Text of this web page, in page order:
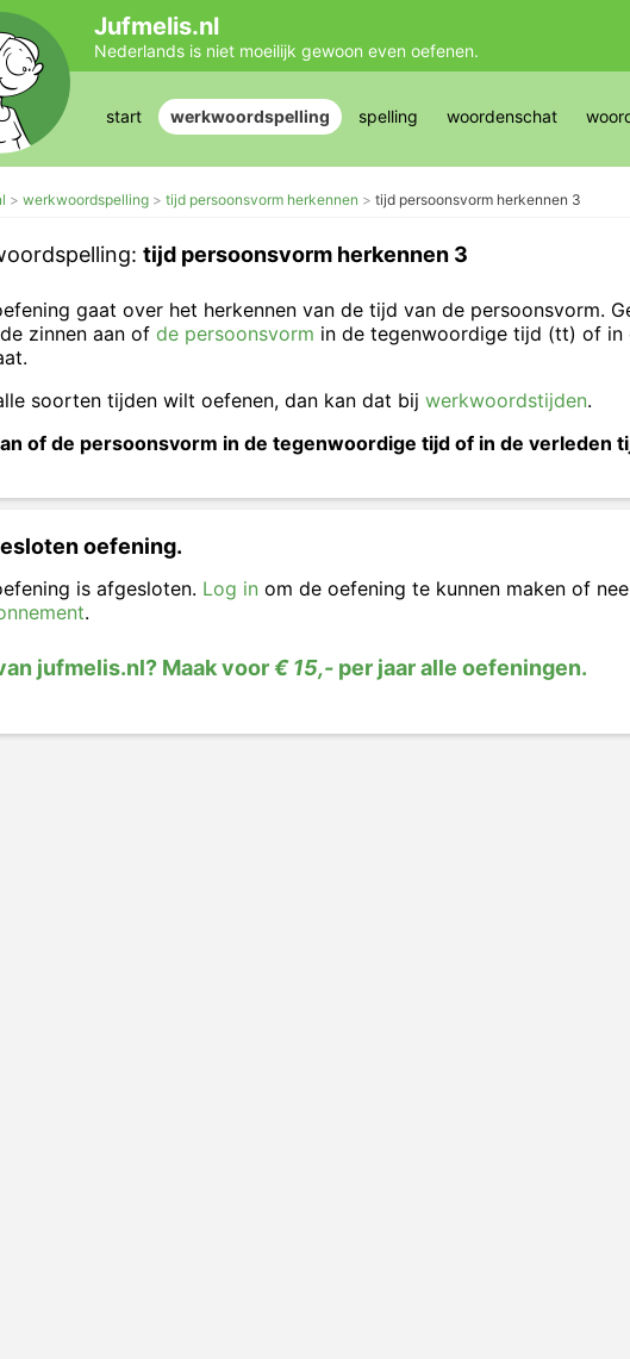
Jufmelis.nl
Nederlands is niet moeilijk gewoon even oefenen.
start werkwoordspelling spelling woordenschat
werkwoordspelling tijd persoonsvorm herkennen tijd persoonsvorm herkennen 3
tijd persoonsvorm herkennen 3
gaat over het herkennen van de tijd van de persoonsvorm.
zinnen aan of de persoonsvorm in de tegenwoordige tijd (tt) of in
soorten tijden wilt oefenen, dan kan dat bij werkwoordstijden.
of de persoonsvorm in de tegenwoordige tijd of in de verleden
oefening.
is afgesloten. Log in om de oefening te kunnen maken of
.
jufmelis.nl? Maak voor€ 15,- per jaar alle oefeningen.